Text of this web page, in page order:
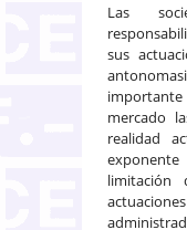
Las
sus
mercado
realidad
limitación